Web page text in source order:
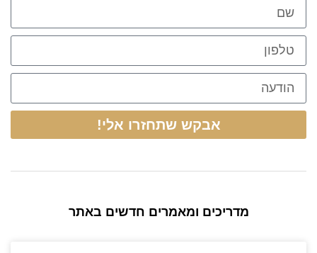
אבקש שתחזרו אלי!
מדריכים ומאמרים חדשים באתר